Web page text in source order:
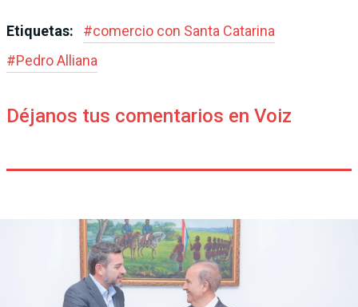
Etiquetas: #comercio con Santa Catarina
#Pedro Alliana
Déjanos tus comentarios en Voiz